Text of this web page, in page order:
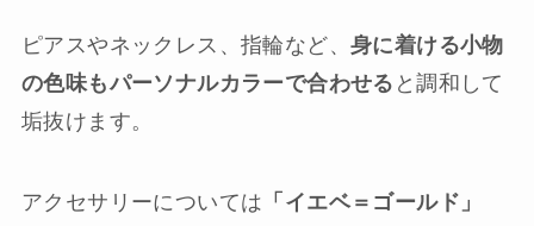
ピアスやネックレス、指輪など、 身に着ける小物
の色味もパーソナルカラーで合わせる と調和して
垢抜けます。
アクセサリーについては 「イエベ＝ゴールド」